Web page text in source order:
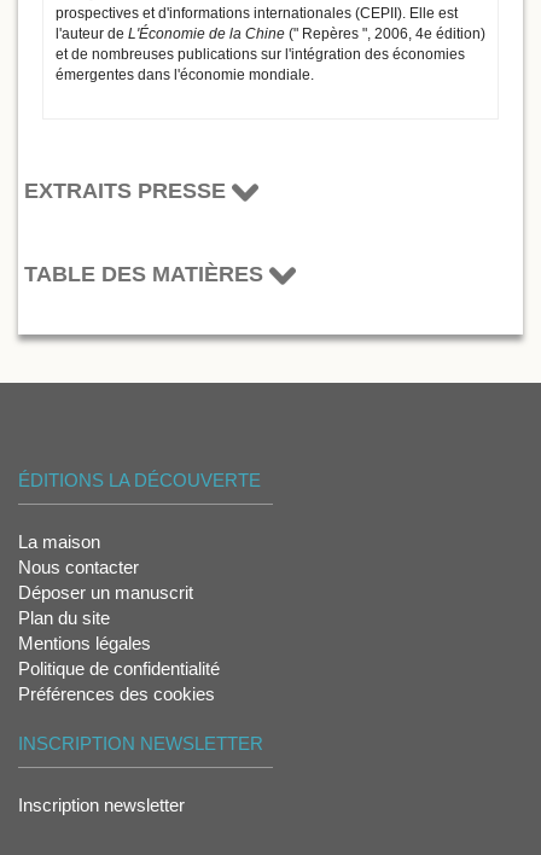
prospectives et d'informations internationales (CEPII). Elle est
l'auteur de L'Économie de la Chine (" Repères ", 2006, 4e édition)
et de nombreuses publications sur l'intégration des économies
émergentes dans l'économie mondiale.
EXTRAITS PRESSE
TABLE DES MATIÈRES
ÉDITIONS LA DÉCOUVERTE
La maison
Nous contacter
Déposer un manuscrit
Plan du site
Mentions légales
Politique de confidentialité
Préférences des cookies
INSCRIPTION NEWSLETTER
Inscription newsletter